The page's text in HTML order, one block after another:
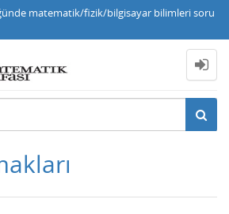
matematik/fizik/bilgisayar bilimleri soru